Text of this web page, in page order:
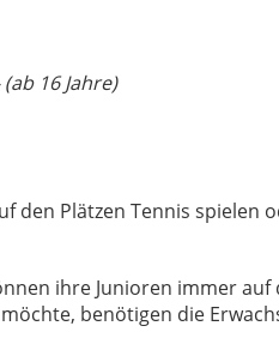
16 Jahre)
den Plätzen Tennis spielen
ihre Junioren immer auf
benötigen die